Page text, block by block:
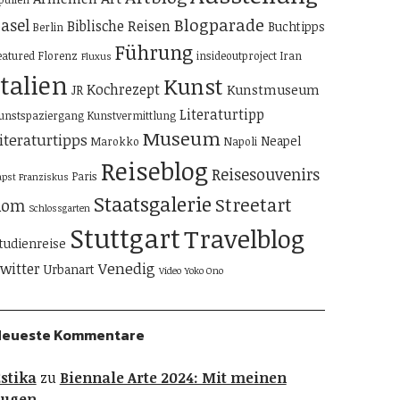
Berlin Biblische ReisenBlogparade Buchtipps
Florenz Fluxus Führung insideoutproject Iran
JR Kochrezept Kunst Kunstmuseum
Kunstvermittlung Literaturtipp
Marokko Museum Napoli Neapel
Franziskus Paris Reiseblog Reisesouvenirs
Schlossgarten Staatsgalerie Streetart
StuttgartTravelblog
Urbanart Venedig Video Yoko Ono
Kommentare
zu Biennale Arte 2024: Mit meinen